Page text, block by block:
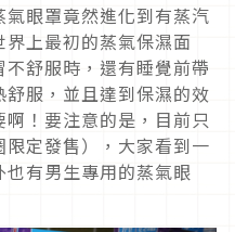
眼罩竟然進化到有蒸汽
上最初的蒸氣保濕面
舒服時，還有睡覺前帶
服，並且達到保濕的效
！要注意的是，目前只
定發售），大家看到一
有男生專用的蒸氣眼